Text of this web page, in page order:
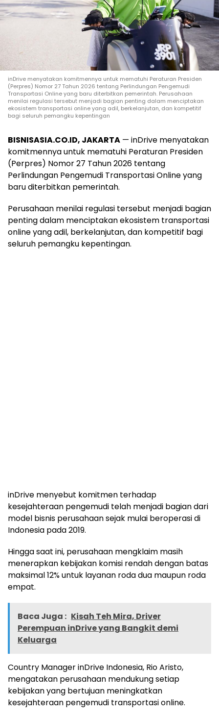
inDrive menyatakan komitmennya untuk mematuhi Peraturan Presiden
(Perpres) Nomor 27 Tahun 2026 tentang Perlindungan Pengemudi
Transportasi Online yang baru diterbitkan pemerintah. Perusahaan
menilai regulasi tersebut menjadi bagian penting dalam menciptakan
ekosistem transportasi online yang adil, berkelanjutan, dan kompetitif
bagi seluruh pemangku kepentingan
BISNISASIA.CO.ID, JAKARTA — inDrive menyatakan
komitmennya untuk mematuhi Peraturan Presiden
(Perpres) Nomor 27 Tahun 2026 tentang
Perlindungan Pengemudi Transportasi Online yang
baru diterbitkan pemerintah.
Perusahaan menilai regulasi tersebut menjadi bagian
penting dalam menciptakan ekosistem transportasi
online yang adil, berkelanjutan, dan kompetitif bagi
seluruh pemangku kepentingan.
inDrive menyebut komitmen terhadap
kesejahteraan pengemudi telah menjadi bagian dari
model bisnis perusahaan sejak mulai beroperasi di
Indonesia pada 2019.
Hingga saat ini, perusahaan mengklaim masih
menerapkan kebijakan komisi rendah dengan batas
maksimal 12% untuk layanan roda dua maupun roda
empat.
Baca Juga : Kisah Teh Mira, Driver
Perempuan inDrive yang Bangkit demi
Keluarga
Country Manager inDrive Indonesia, Rio Aristo,
mengatakan perusahaan mendukung setiap
kebijakan yang bertujuan meningkatkan
kesejahteraan pengemudi transportasi online.